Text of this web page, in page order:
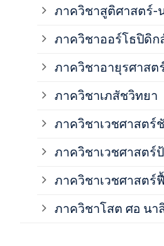
ภาควิชาสูติศาสตร์-
ภาควิชาออร์โธปิดิก
ภาควิชาอายุรศาสต
ภาควิชาเภสัชวิทยา
ภาควิชาเวชศาสตร์
ภาควิชาเวชศาสตร์
ภาควิชาเวชศาสตร์
ภาควิชาโสต ศอ นา